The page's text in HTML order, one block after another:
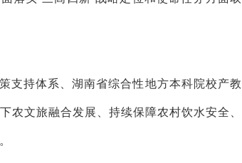
支持体系、湖南省综合性地方本科院校产
农文旅融合发展、持续保障农村饮水安全